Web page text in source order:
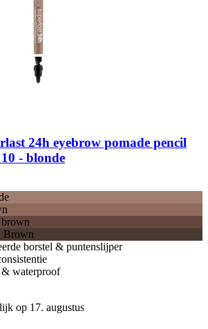
24h eyebrow pomade pencil
-​ blonde
Brown
borstel & puntenslijper
& waterproof
op 17. augustus